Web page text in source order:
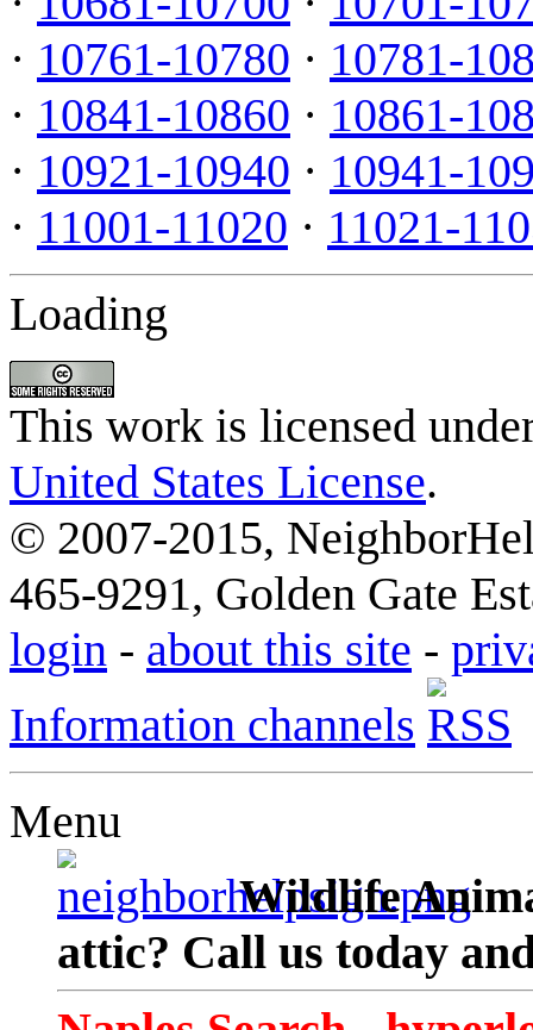
· 10761-10780 · 10781-
· 10841-10860 · 10861-
· 10921-10940 · 10941-
· 11001-11020 · 11021-
Loading
This work is licensed
United States License.
© 2007-2015,
465-9291, Golden Gate
login - about this site -
Information channels
Menu
Wildlife
attic? Call us today